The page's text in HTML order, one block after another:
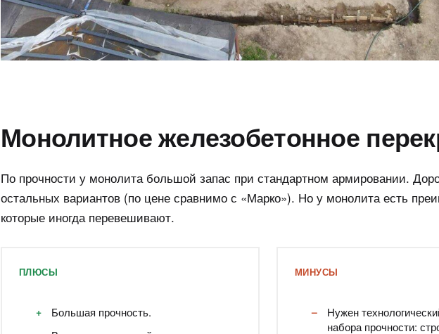
Монолитное железобетонное
По прочности у монолита большой запас при стандартном армировании.
остальных вариантов (по цене сравнимо с «Марко»). Но у монолита есть
которые иногда перевешивают.
ПЛЮСЫ
Большая прочность.
МИНУСЫ
Нужен
набора прочности: